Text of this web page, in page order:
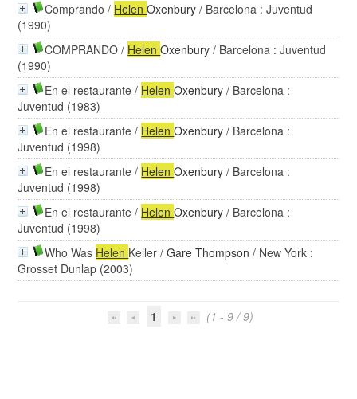
Comprando / HelenOxenbury / Barcelona : Juventud
(1990)
COMPRANDO / HelenOxenbury / Barcelona : Juventud
(1990)
En el restaurante / HelenOxenbury / Barcelona :
Juventud (1983)
En el restaurante / HelenOxenbury / Barcelona :
Juventud (1998)
En el restaurante / HelenOxenbury / Barcelona :
Juventud (1998)
En el restaurante / HelenOxenbury / Barcelona :
Juventud (1998)
Who Was Helen Keller /Gare Thompson / New York :
Grosset Dunlap (2003)
1 (1 - 9 / 9)